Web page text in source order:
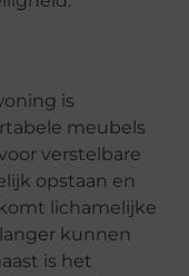
is
meubels
verstelbare
opstaan en
lichamelijke
kunnen
is het